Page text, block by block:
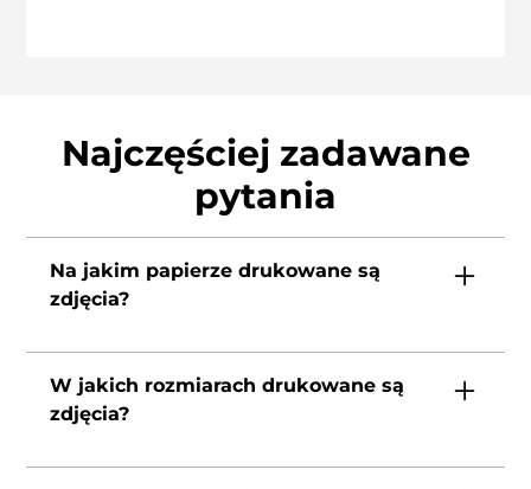
Najczęściej zadawane
pytania
Na jakim papierze drukowane są
zdjęcia?
papierze fotograficznym o gramaturze 260g.
Ten papier w bardzo dobry sposób oddaje
kolory, zabezpiecza je przed wyblaknięciem,
W jakich rozmiarach drukowane są
zdjęcia?